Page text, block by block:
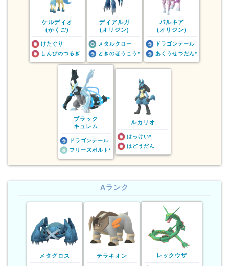
ケルディオ
(かくご)
けたぐり
しんぴのつるぎ
ディアルガ
(オリジン)
メタルクロー
ときのほうこう*
パルキア
(オリジン)
ドラゴンテール
あくうせつだん*
ブラック
キュレム
ドラゴンテール
フリーズボルト*
ルカリオ
はっけい*
はどうだん
Aランク
メタグロス テラキオン レックウザ